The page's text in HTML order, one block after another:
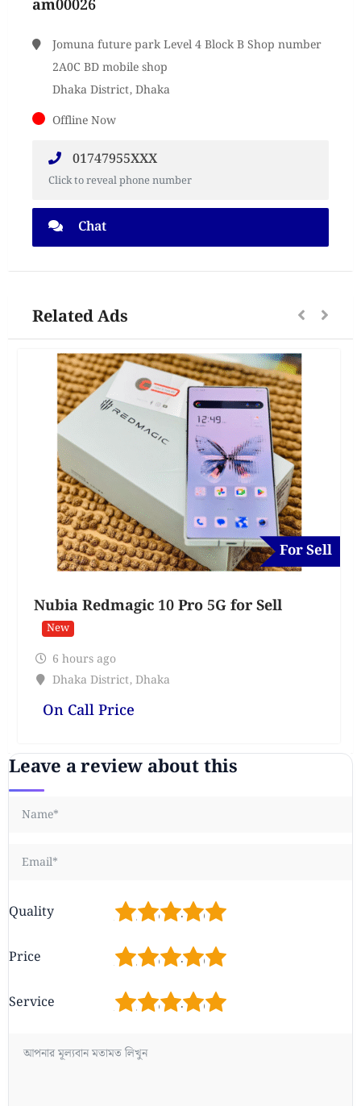
am00026
Jomuna future park Level 4 Block B Shop number
2A0C BD mobile shop
Dhaka District, Dhaka
Offline Now
01747955XXX
Click to reveal phone number
Chat
Related Ads
For Sell
Nubia Redmagic 10 Pro 5G for Sell
New
6 hours ago
Dhaka District, Dhaka
On Call Price
Leave a review about this
Quality 5
4
3
2
Price 5
4
3
2
Service 5
4
3
2